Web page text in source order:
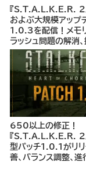
『S.T.A.L.K.E.R. 2
およぶ大規模アップ
1.0.3を配信！メモ
ラッシュ問題の解消
上、クエスト関連バ
の改良、セーブデー
ど
650以上の修正！
『S.T.A.L.K.E.R. 2
型パッチ1.0.1がリ
善、バランス調整、